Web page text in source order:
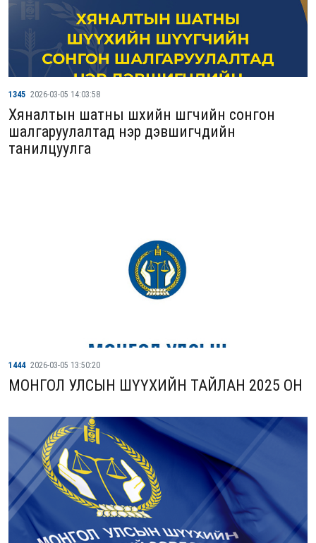
1345 2026-03-05 14:03:58
Хяналтын шатны шүүхийн шүүгчийн сонгон
шалгаруулалтад нэр дэвшигчдийн
танилцуулга
1444 2026-03-05 13:50:20
МОНГОЛ УЛСЫН ШҮҮХИЙН ТАЙЛАН 2025 ОН